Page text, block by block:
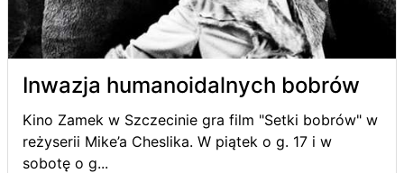
Inwazja humanoidalnych bobrów
Kino Zamek w Szczecinie gra film "Setki bobrów" w
reżyserii Mike’a Cheslika. W piątek o g. 17 i w
sobotę o g...